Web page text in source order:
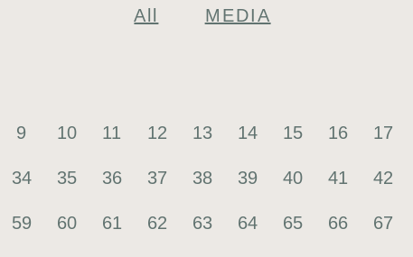
All MEDIA
9 10 11 12 13 14 15 16 17
34 35 36 37 38 39 40 41 42
59 60 61 62 63 64 65 66 67